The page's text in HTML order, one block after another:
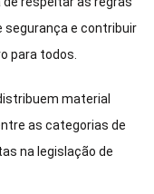
segurança e contribuir
para todos.
material
as categorias de
na legislação de